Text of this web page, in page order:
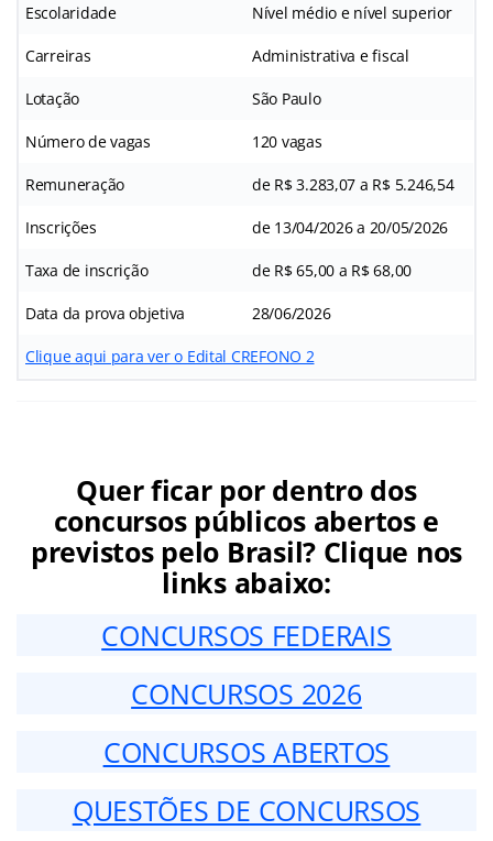
Escolaridade Nível médio e nível superior
Carreiras Administrativa e fiscal
Lotação São Paulo
Número de vagas 120 vagas
Remuneração de R$ 3.283,07 a R$ 5.246,54
Inscrições de 13/04/2026 a 20/05/2026
Taxa de inscrição de R$ 65,00 a R$ 68,00
Data da prova objetiva 28/06/2026
Clique aqui para ver o Edital CREFONO 2
Quer ficar por dentro dos
concursos públicos abertos e
previstos pelo Brasil? Clique nos
links abaixo:
CONCURSOS FEDERAIS
CONCURSOS 2026
CONCURSOS ABERTOS
QUESTÕES DE CONCURSOS